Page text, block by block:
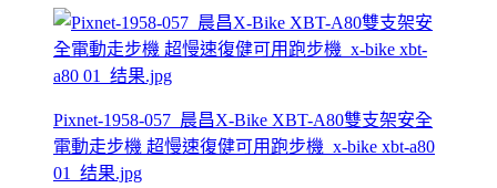
Pixnet-1958-057_晨昌X-Bike XBT-A80雙支架安全
電動走步機 超慢速復健可用跑步機_x-bike xbt-a80
01_结果.jpg